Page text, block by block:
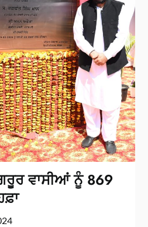
ਵਾਸੀਆਂ ਨੂੰ 869